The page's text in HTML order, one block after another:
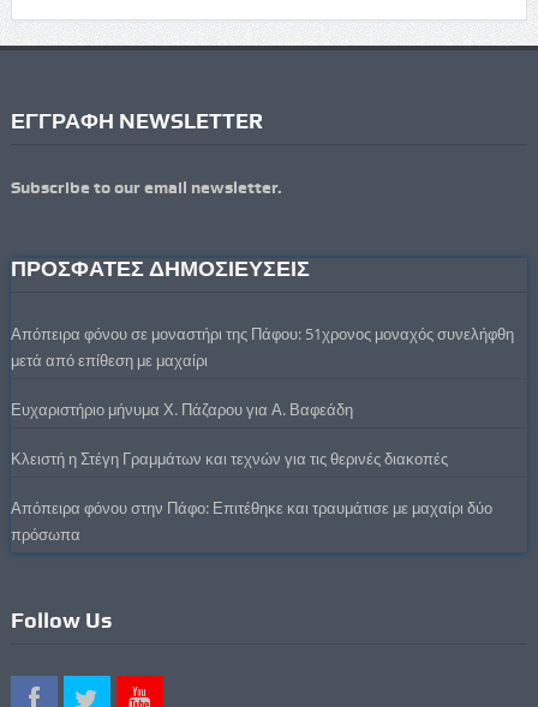
ΕΓΓΡΑΦΗ NEWSLETTER
Subscribe to our email newsletter.
ΠΡΟΣΦΑΤΕΣ ΔΗΜΟΣΙΕΥΣΕΙΣ
Απόπειρα φόνου σε μοναστήρι της Πάφου: 51χρονος μοναχός συνελήφθη
μετά από επίθεση με μαχαίρι
Ευχαριστήριο μήνυμα Χ. Πάζαρου για Α. Βαφεάδη
Κλειστή η Στέγη Γραμμάτων και τεχνών για τις θερινές διακοπές
Απόπειρα φόνου στην Πάφο: Επιτέθηκε και τραυμάτισε με μαχαίρι δύο
πρόσωπα
Follow Us